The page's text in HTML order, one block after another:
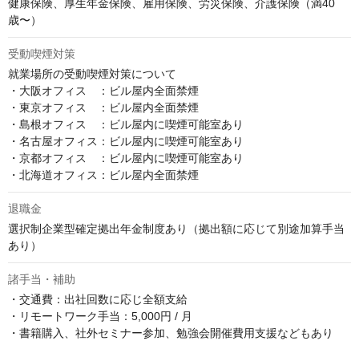
健康保険、厚生年金保険、雇用保険、労災保険、介護保険（満40
歳〜）
受動喫煙対策
就業場所の受動喫煙対策について
・大阪オフィス　：ビル屋内全面禁煙
・東京オフィス　：ビル屋内全面禁煙
・島根オフィス　：ビル屋内に喫煙可能室あり
・名古屋オフィス：ビル屋内に喫煙可能室あり
・京都オフィス　：ビル屋内に喫煙可能室あり
・北海道オフィス：ビル屋内全面禁煙
退職金
選択制企業型確定拠出年金制度あり（拠出額に応じて別途加算手当
あり）
諸手当・補助
・交通費：出社回数に応じ全額支給
・リモートワーク手当：5,000円 / 月
・書籍購入、社外セミナー参加、勉強会開催費用支援などもあり